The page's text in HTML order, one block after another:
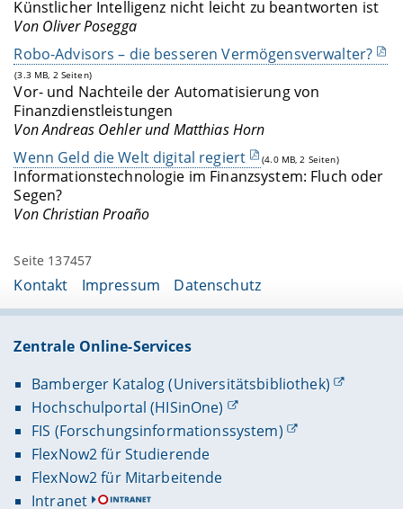
Künstlicher Intelligenz nicht leicht zu beantworten ist
Von Oliver Posegga
Robo-Advisors – die besseren Vermögensverwalter?
(3.3 MB, 2 Seiten)
Vor- und Nachteile der Automatisierung von
Finanzdienstleistungen
Von Andreas Oehler und Matthias Horn
Wenn Geld die Welt digital regiert
(4.0 MB, 2 Seiten)
Informationstechnologie im Finanzsystem: Fluch oder
Segen?
Von Christian Proaño
Seite 137457
Kontakt Impressum Datenschutz
Zentrale Online-Services
Bamberger Katalog (Universitätsbibliothek)
Hochschulportal (HISinOne)
FIS (Forschungsinformationssystem)
FlexNow2 für Studierende
FlexNow2 für Mitarbeitende
Intranet